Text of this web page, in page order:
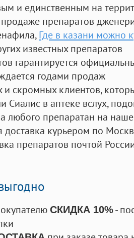
и единственным на
препаратов
, Где в казани можно
известных препаратов
гарантируется
годами продаж
и скромных клиентов,
Сиалис в аптеке вслух,
любого препаратан на
курьером по
препаратов почтой
СКИДКА 10%-